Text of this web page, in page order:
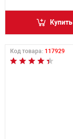
Купить
Код товара: 117929